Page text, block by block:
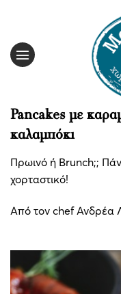
content
Pancakes με
καλαμπόκι
Πρωινό ή Brunch;;
χορταστικό!
Από τον chef Ανδρέα